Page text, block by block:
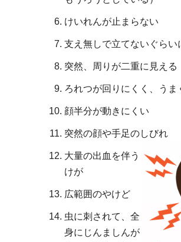
けいれんが止まらない
支え無しで立てないぐらい
突然、周りが二重に見える
ろれつが回りにくく、うま
顔半分が動きにくい
突然の顔や手足のしびれ
大量の出血を伴う
けが
広範囲のやけど
虫に刺されて、全
身にじんましんが